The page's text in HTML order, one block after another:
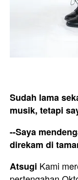
Sudah lama
musik, tetapi
--Saya
direkam di
Atsugi Kami